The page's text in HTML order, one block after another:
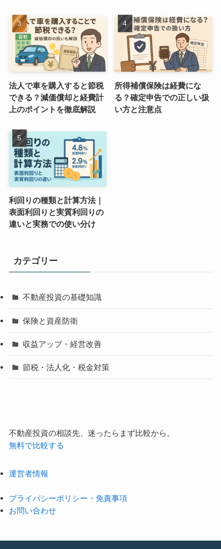
法人で車を購入すると節税
できる？減価償却と経費計
上のポイントを徹底解説
所得補償保険は経費にな
る？確定申告での正しい扱
い方と注意点
利回りの種類と計算方法｜
表面利回りと実質利回りの
違いと実務での使い分け
カテゴリー
不動産投資の基礎知識
保険と資産防衛
収益アップ・経営改善
節税・法人化・税金対策
不動産投資の相談先、迷ったらまず比較から。
無料で比較する
運営者情報
プライバシーポリシー・免責事項
お問い合わせ